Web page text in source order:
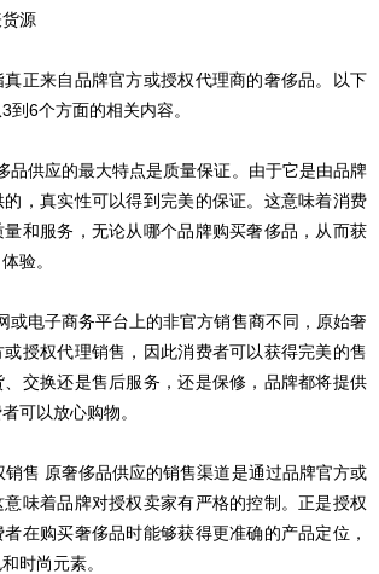
源
真正来自品牌官方或授权代理商的奢侈品。以下
到6个方面的相关内容。
品供应的最大特点是质量保证。由于它是由品牌
，真实性可以得到完美的保证。这意味着消费
和服务，无论从哪个品牌购买奢侈品，从而获
验。
或电子商务平台上的非官方销售商不同，原始奢
授权代理销售，因此消费者可以获得完美的售
、交换还是售后服务，还是保修，品牌都将提供
可以放心购物。
售 原奢侈品供应的销售渠道是通过品牌官方或
味着品牌对授权卖家有严格的控制。正是授权
在购买奢侈品时能够获得更准确的产品定位，
时尚元素。